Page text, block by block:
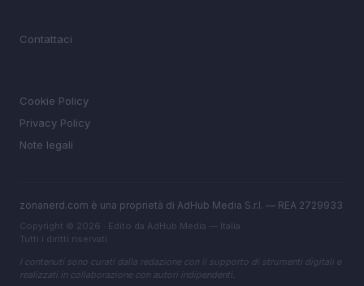
Contattaci
Cookie Policy
Privacy Policy
Note legali
zonanerd.com è una proprietà di AdHub Media S.r.l. — REA 2729933
Copyright © 2026 · Edito da AdHub Media — Italia
Tutti i diritti riservati
I contenuti sono curati dalla redazione con il supporto di strumenti digitali e
realizzati in collaborazione con autori indipendenti.